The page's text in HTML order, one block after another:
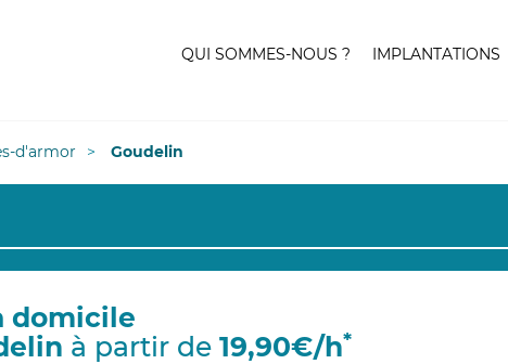
QUI SOMMES-NOUS ? IMPLANTATIONS
d'armor Goudelin
domicile
à partir de 19,90€/h*